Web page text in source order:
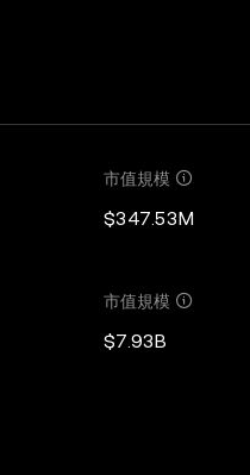
市值規模
$347.53M
市值規模
$7.93B